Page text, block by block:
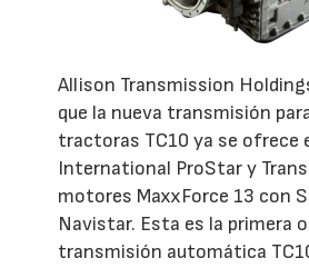
Allison Transmission
que la nueva transmisión
tractoras TC10 ya se ofrece
International ProStar y
motores MaxxForce 13 con
Navistar. Esta es la primera
transmisión automática